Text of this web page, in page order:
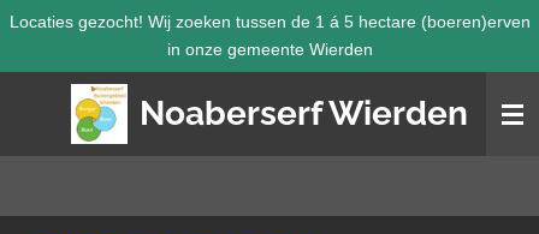
Ga
hoofdinhoud
Noaberserf Wierden
Locaties gezocht! Wij zoeken tussen de 1 á 5 hectare (boeren)erven
in onze gemeente Wierden